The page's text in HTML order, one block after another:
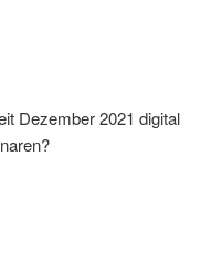
Dezember 2021 digital